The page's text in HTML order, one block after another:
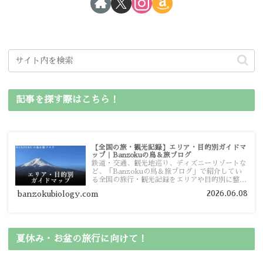
記事を探す際はこちら！
【全国の旅・観光記録】エリア・目的別ガイドマ
ップ｜Banzokuの鳥＆旅ブログ
鉄道・交通、観光地巡り、ディズニーリゾートな
ど、「Banzokuの鳥＆旅ブログ」で紹介してい
る全国の旅行・観光記録をエリアや目的別に整理
ガイドマップからスムーズに見つけていただけま
banzokubiology.com 2026.06.08
夏休み・お盆の旅行に向けて！